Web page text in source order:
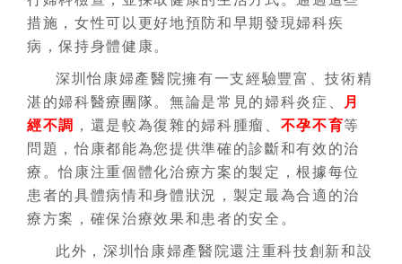
措施，女性可以更好地預防和早期發現婦科疾
病，保持身體健康。
深圳怡康婦產醫院擁有一支經驗豐富、技術精
湛的婦科醫療團隊。無論是常見的婦科炎症、
月
經不調
，還是較為復雜的婦科腫瘤、 不孕不育等
問題，怡康都能為您提供準確的診斷和有效的治
療。怡康注重個體化治療方案的製定，根據每位
患者的具體病情和身體狀況，製定最為合適的治
療方案，確保治療效果和患者的安全。
此外，深圳怡康婦產醫院還注重科技創新和設